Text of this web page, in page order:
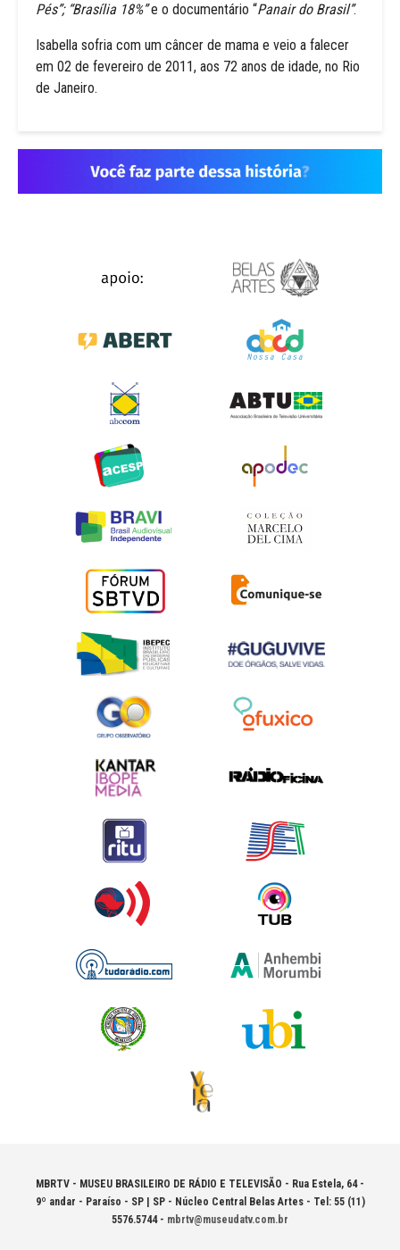
Pés”; “Brasília 18%”e o documentário “Panair do Brasil”.
Isabella sofria com um câncer de mama e veio a falecer
em 02 de fevereiro de 2011, aos 72 anos de idade, no Rio
de Janeiro.
MBRTV - MUSEU BRASILEIRO DE RÁDIO E TELEVISÃO - Rua Estela, 64 -
9º andar - Paraíso - SP | SP - Núcleo Central Belas Artes - Tel: 55 (11)
5576.5744 - mbrtv@museudatv.com.br